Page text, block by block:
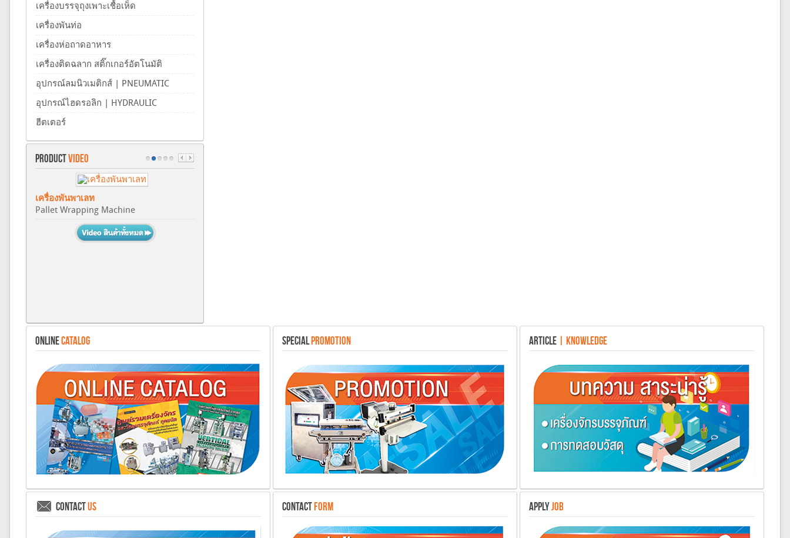
เครื่องบรรจุถุงเพาะเชื้อเห็ด
เครื่องพันท่อ
เครื่องห่อถาดอาหาร
เครื่องติดฉลาก สติ๊กเกอร์อัตโนมัติ
อุปกรณ์ลมนิวเมติกส์ | PNEUMATIC
อุปกรณ์ไฮดรอลิก | HYDRAULIC
ฮีตเตอร์
PRODUCTVIDEO
เครื่องพันพาเลท
Pallet Wrapping Machine
ONLINECATALOG SPECIALPROMOTION ARTICLE | KNOWLEDGE
CONTACTUS CONTACT FORM APPLYJOB